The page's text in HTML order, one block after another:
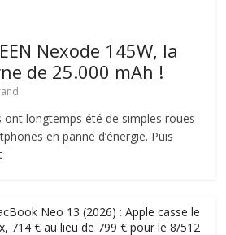
Nexode 145W, la
de 25.000 mAh !
ont longtemps été de simples roues
en panne d’énergie. Puis
Neo 13 (2026) : Apple casse le
714 € au lieu de 799 € pour le 8/512